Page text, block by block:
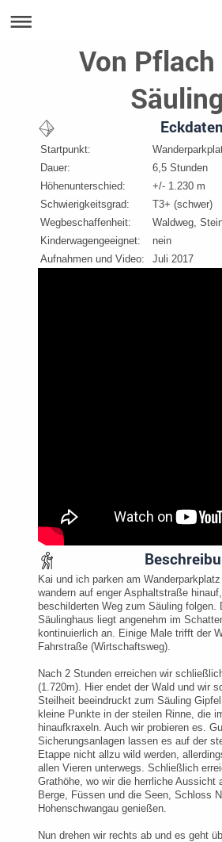
Von
Säuling
Startpunkt:
Dauer:
6,5 Stunden
Höhenunterschied:
+/- 1.230 m
Schwierigkeitsgrad:
T3+ (schwer)
Wegbeschaffenheit:
Waldweg,
Kinderwagengeeignet:
nein
Aufnahmen und Video:
Juli 2017
Kai und ich parken am
wandern auf enger Asphaltstraße
beschilderten Weg zum Säuling folgen.
Säulinghaus liegt angenehm im
kontinuierlich an. Einige Male trifft der
Fahrstraße (Wirtschaftsweg).
Nach 2 Stunden erreichen wir
(1.720m). Hier endet der Wald und wir
Steilheit beeindruckt zum Säuling
kleine Punkte in der steilen Rinne, die
hinaufkraxeln. Auch wir probieren es.
Sicherungsanlagen lassen es auf der
Etappe nicht allzu wild werden,
allen Vieren unterwegs. Schließlich
Grathöhe, wo wir die herrliche Aussicht
Berge, Füssen und die Seen, Schloss
Hohenschwangau genießen.
Nun drehen wir rechts ab und es geht